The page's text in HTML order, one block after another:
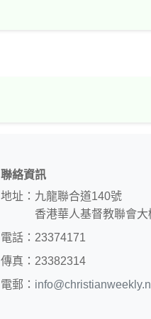
聯絡資訊
地址：九龍聯合道140號
香港華人基督教聯會大
電話：23374171
傳真：23382314
電郵：